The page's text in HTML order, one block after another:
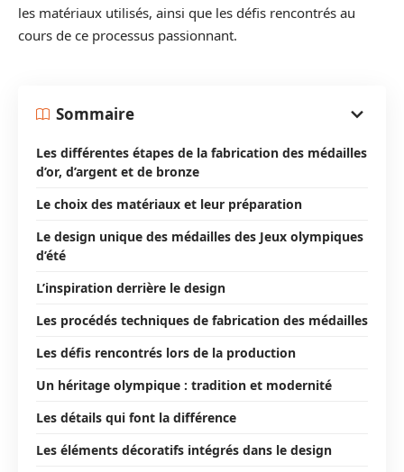
les matériaux utilisés, ainsi que les défis rencontrés au
cours de ce processus passionnant.
Sommaire
Les différentes étapes de la fabrication des médailles
d’or, d’argent et de bronze
Le choix des matériaux et leur préparation
Le design unique des médailles des Jeux olympiques
d’été
L’inspiration derrière le design
Les procédés techniques de fabrication des médailles
Les défis rencontrés lors de la production
Un héritage olympique : tradition et modernité
Les détails qui font la différence
Les éléments décoratifs intégrés dans le design